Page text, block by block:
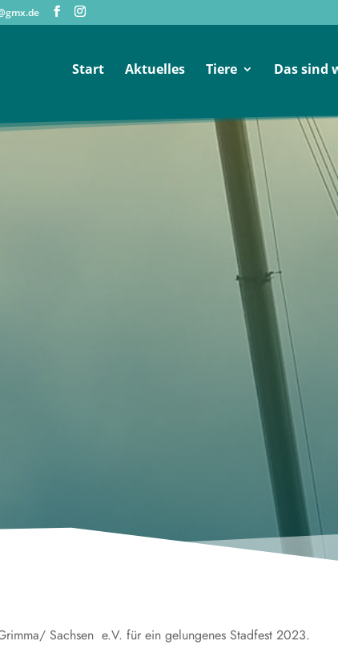
Start Aktuelles Tiere Das sind
Sachsen e.V. für ein gelungenes Stadfest 2023.